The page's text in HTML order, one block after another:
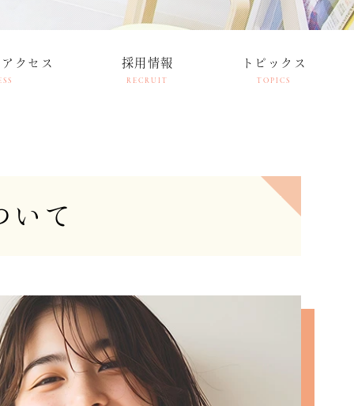
クセス 採用情報
RECRUIT
トピックス
TOPICS
いて